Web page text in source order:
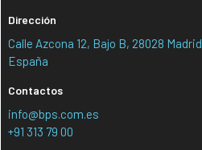
Dirección
Calle Azcona 12, Bajo B, 28028 Madrid
España
Contactos
info@bps.com.es
+91 313 79 00